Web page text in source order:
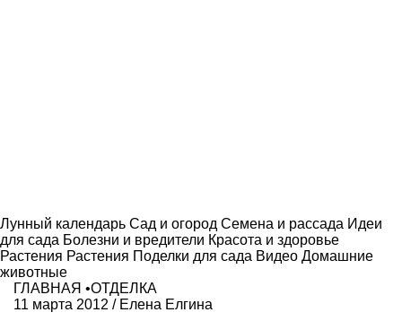
Лунный календарь Сад и огород Семена и рассада Идеи
для сада Болезни и вредители Красота и здоровье
Растения Растения Поделки для сада Видео Домашние
животные
ГЛАВНАЯ •ОТДЕЛКА
11 марта 2012 / Елена Елгина